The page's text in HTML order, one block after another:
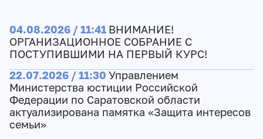
04.08.2026 / 11:41 ВНИМАНИЕ!
ОРГАНИЗАЦИОННОЕ СОБРАНИЕ С
ПОСТУПИВШИМИ НА ПЕРВЫЙ КУРС!
22.07.2026 / 11:30 Управлением
Министерства юстиции Российской
Федерации по Саратовской области
актуализирована памятка «Защита интересов
семьи»